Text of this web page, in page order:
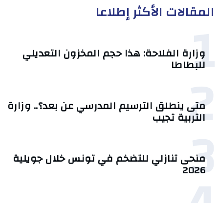
المقالات الأكثر إطلاعا
1
وزارة الفلاحة: هذا حجم المخزون التعديلي
للبطاطا
2
متى ينطلق الترسيم المدرسي عن بعد؟.. وزارة
التربية تجيب
3 منحى تنازلي ‎للتضخم في تونس خلال جويلية
2026‎